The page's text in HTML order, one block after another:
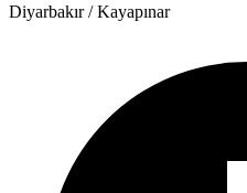
Diyarbakır/Kayapınar